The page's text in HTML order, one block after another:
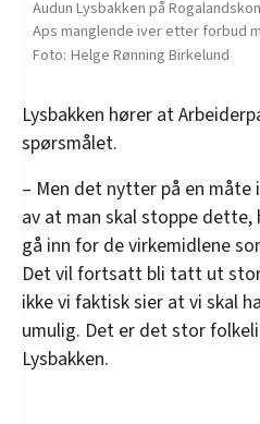
Audun Lysbakken på
Aps manglende iver etter forbud
Helge Rønning Birkelund
Lysbakken hører at
spørsmålet.
– Men det nytter på en
av at man skal stoppe dette,
gå inn for de virkemidlene
Det vil fortsatt bli tatt ut
ikke vi faktisk sier at vi skal
umulig. Det er det stor
Lysbakken.